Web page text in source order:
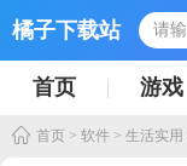
橘子下载站
首页 游戏
首页 > 软件 > 生活实用